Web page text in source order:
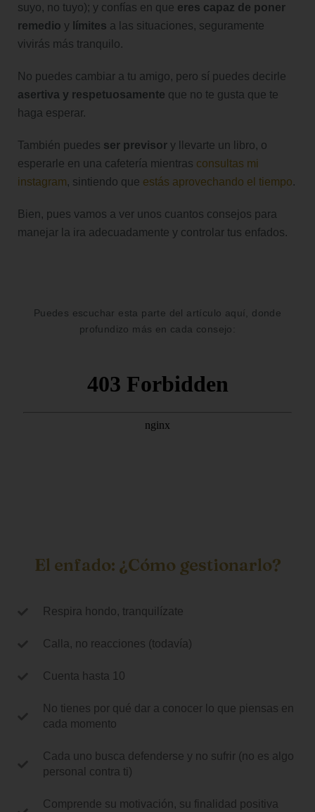
suyo, no tuyo); y confías en que eres capaz de poner
remedio y límites a las situaciones, seguramente
vivirás más tranquilo.
No puedes cambiar a tu amigo, pero sí puedes decirle
asertiva y respetuosamente que no te gusta que te
haga esperar.
También puedes ser previsor y llevarte un libro, o
esperarle en una cafetería mientras consultas mi
instagram, sintiendo que estás aprovechando el tiempo.
Bien, pues vamos a ver unos cuantos consejos para
manejar la ira adecuadamente y controlar tus enfados.
Puedes escuchar esta parte del artículo aquí, donde
profundizo más en cada consejo:
El enfado: ¿Cómo gestionarlo?
Respira hondo, tranquilízate
Calla, no reacciones (todavía)
Cuenta hasta 10
No tienes por qué dar a conocer lo que piensas en
cada momento
Cada uno busca defenderse y no sufrir (no es algo
personal contra ti)
Comprende su motivación, su finalidad positiva